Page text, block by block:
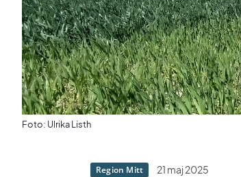
Foto: Ulrika Listh
Region Mitt 21 maj 2025